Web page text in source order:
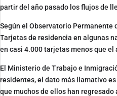
partir del año pasado los flujos de
Según el Observatorio
Tarjetas de residencia en algunas
en casi 4.000 tarjetas menos que el
El Ministerio de Trabajo e
residentes, el dato más llamativo
que muchos de ellos han regresado